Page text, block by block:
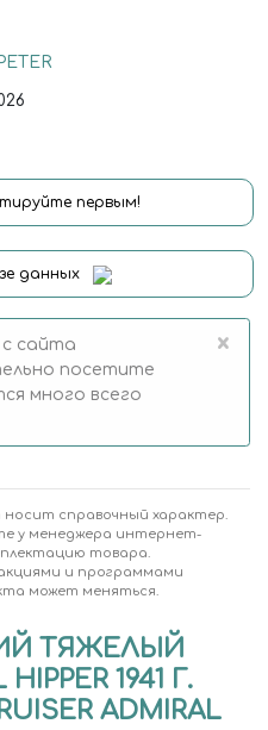
первым!
данных
сайта
посетите
много всего
×
справочный характер.
у менеджера интернет-
товара.
и программами
может меняться.
ТЯЖЕЛЫЙ
1941 Г.
ADMIRAL